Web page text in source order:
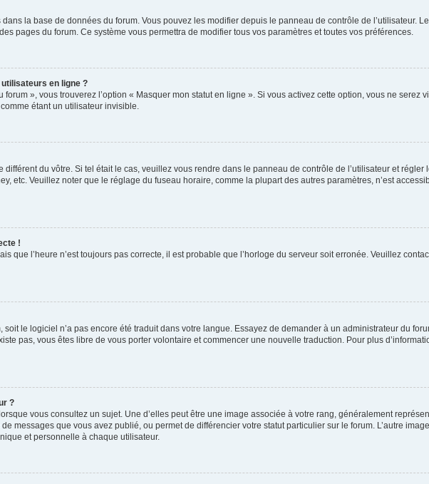
la base de données du forum. Vous pouvez les modifier depuis le panneau de contrôle de l’utilisateur.
pages du forum. Ce système vous permettra de modifier tous vos paramètres et toutes vos préférences.
en ligne ?
», vous trouverez l’option « Masquer mon statut en ligne ». Si vous activez cette option, vous ne serez
étant un utilisateur invisible.
du vôtre. Si tel était le cas, veuillez vous rendre dans le panneau de contrôle de l’utilisateur et
etc. Veuillez noter que le réglage du fuseau horaire, comme la plupart des autres paramètres, n’est
!
que l’heure n’est toujours pas correcte, il est probable que l’horloge du serveur soit erronée. Veuillez
le logiciel n’a pas encore été traduit dans votre langue. Essayez de demander à un administrateur du
pas, vous êtes libre de vous porter volontaire et commencer une nouvelle traduction. Pour plus
?
vous consultez un sujet. Une d’elles peut être une image associée à votre rang, généralement
messages que vous avez publié, ou permet de différencier votre statut particulier sur le forum. L’autre
et personnelle à chaque utilisateur.